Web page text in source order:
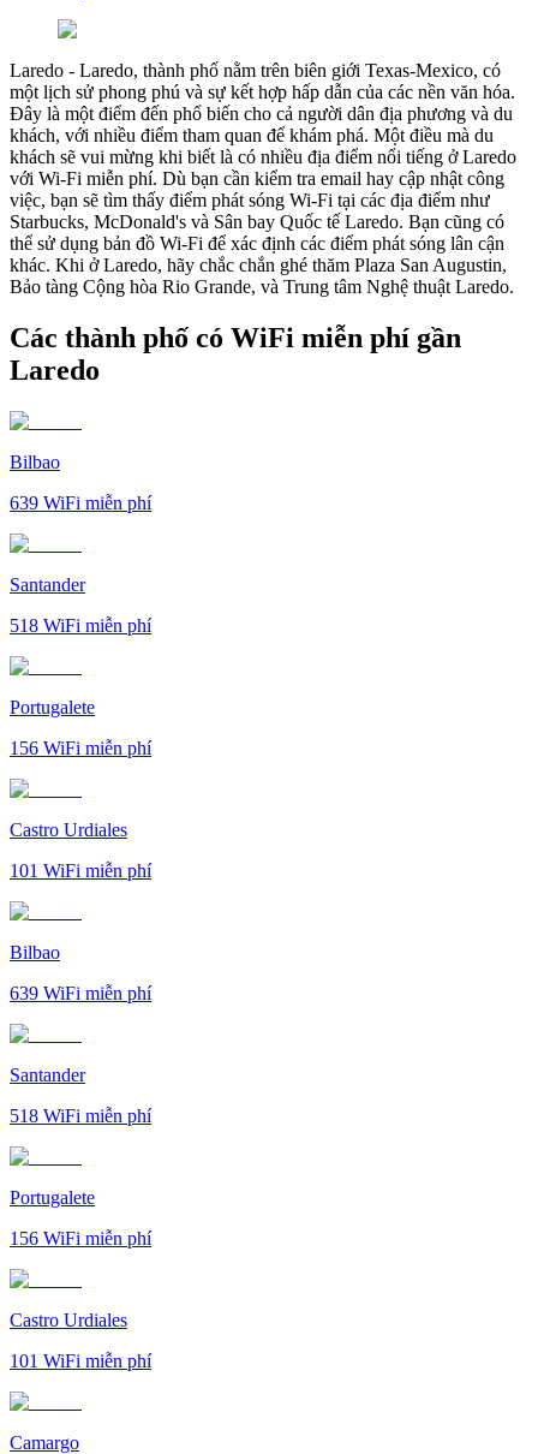
Laredo - Laredo, thành phố nằm trên biên giới Texas-Mexico, có
một lịch sử phong phú và sự kết hợp hấp dẫn của các nền văn hóa.
Đây là một điểm đến phổ biến cho cả người dân địa phương và du
khách, với nhiều điểm tham quan để khám phá. Một điều mà du
khách sẽ vui mừng khi biết là có nhiều địa điểm nổi tiếng ở Laredo
với Wi-Fi miễn phí. Dù bạn cần kiểm tra email hay cập nhật công
việc, bạn sẽ tìm thấy điểm phát sóng Wi-Fi tại các địa điểm như
Starbucks, McDonald's và Sân bay Quốc tế Laredo. Bạn cũng có
thể sử dụng bản đồ Wi-Fi để xác định các điểm phát sóng lân cận
khác. Khi ở Laredo, hãy chắc chắn ghé thăm Plaza San Augustin,
Bảo tàng Cộng hòa Rio Grande, và Trung tâm Nghệ thuật Laredo.
Các thành phố có WiFi miễn phí gần
Laredo
Bilbao
639 WiFi miễn phí
Santander
518 WiFi miễn phí
Portugalete
156 WiFi miễn phí
Castro Urdiales
101 WiFi miễn phí
Bilbao
639 WiFi miễn phí
Santander
518 WiFi miễn phí
Portugalete
156 WiFi miễn phí
Castro Urdiales
101 WiFi miễn phí
Camargo